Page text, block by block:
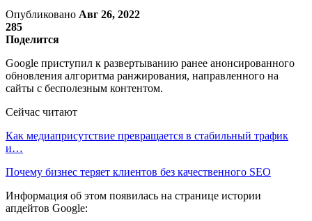
Опубликовано Авг 26, 2022
285
Поделится
Google приступил к развертыванию ранее анонсированного
обновления алгоритма ранжирования, направленного на
сайты с бесполезным контентом.
Сейчас читают
Как медиаприсутствие превращается в стабильный трафик
и…
Почему бизнес теряет клиентов без качественного SEO
Информация об этом появилась на странице истории
апдейтов Google: